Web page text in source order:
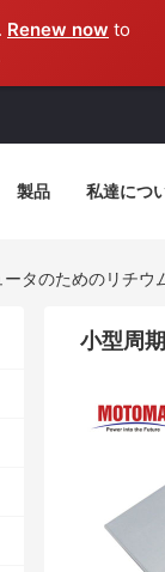
Renew now to
製品 私達につ
ータのためのリチ
小型周